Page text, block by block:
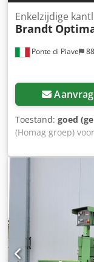
Ponte di Piave
Enkelzijdige
Brandt
Toestand: goed
(Homag groep)
aanvoercorrectie
afronders. Perfect